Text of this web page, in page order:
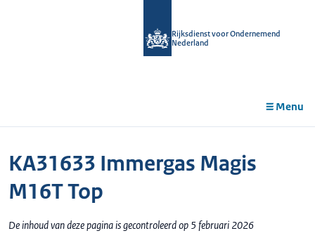
Rijksdienst voor Ondernemend
Nederland
Menu
KA31633 Immergas Magis
M16T Top
De inhoud van deze pagina is gecontroleerd op 5 februari 2026